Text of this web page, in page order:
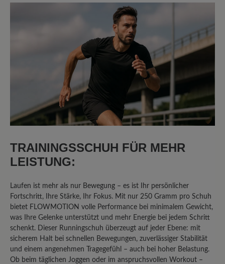
Bewertung mit 5 von 5 Sternen
So einen starren & unflexiblen Schuh
habe ich noch nie erlebt. Der Schuh tat
schon beim anprobieren am Fuß weh.
Daher wieder Retourniert.
Bewertung. Wir führen verschiedenen
Passformen, um den individuellen
Bedürfnissen unserer Kundschaft zu
telefonisch zu ihren Anforderungen. Ihr BÄR
Kundenservice
25. Oktober 2025 13:19
TRAININGSSCHUH FÜR MEHR
LEISTUNG:
Laufen ist mehr als nur Bewegung – es ist Ihr persönlicher
Fortschritt, Ihre Stärke, Ihr Fokus. Mit nur 250 Gramm pro Schuh
bietet FLOWMOTION volle Performance bei minimalem Gewicht,
was Ihre Gelenke unterstützt und mehr Energie bei jedem Schritt
schenkt. Dieser Runningschuh überzeugt auf jeder Ebene: mit
sicherem Halt bei schnellen Bewegungen, zuverlässiger Stabilität
und einem angenehmen Tragegefühl – auch bei hoher Belastung.
Ob beim täglichen Joggen oder im anspruchsvollen Workout –